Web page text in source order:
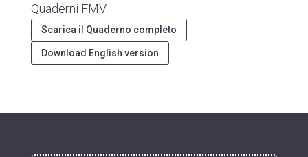
Quaderni FMV
Scarica il Quaderno completo
Download English version